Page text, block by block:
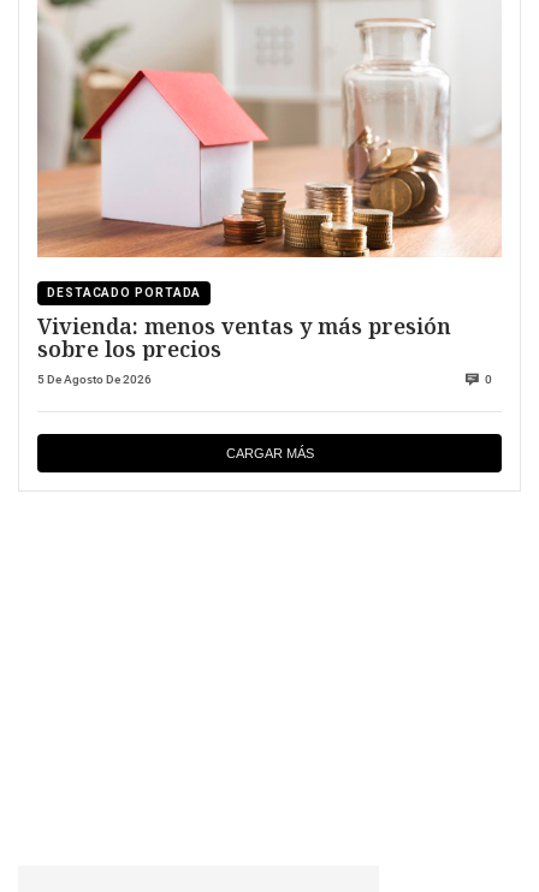
DESTACADO PORTADA
Vivienda: menos ventas y más presión
sobre los precios
5 De Agosto De 2026 0
CARGAR MÁS